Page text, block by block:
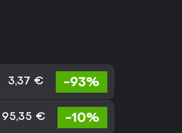
3,37 € -93%
95,35 € -10%